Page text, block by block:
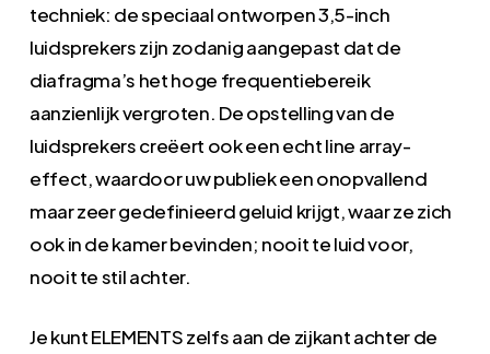
techniek: de speciaal ontworpen 3,5-inch
luidsprekers zijn zodanig aangepast dat de
diafragma’s het hoge frequentiebereik
aanzienlijk vergroten. De opstelling van de
luidsprekers creëert ook een echt line array-
effect, waardoor uw publiek een onopvallend
maar zeer gedefinieerd geluid krijgt, waar ze zich
ook in de kamer bevinden; nooit te luid voor,
nooit te stil achter.
Je kunt ELEMENTS zelfs aan de zijkant achter de